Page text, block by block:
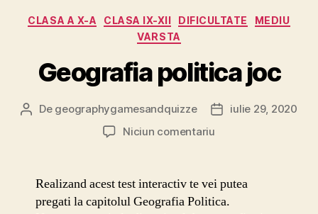
Categorii
CLASA A X-A CLASA IX-XII DIFICULTATE
MEDIU
VARSTA
Geografia politica joc
Autor
De geographygamesandquizze
Datăiulie 29, 2020
Niciun comentariula
joc
Realizand acest test interactiv te vei putea
pregati la capitolul Geografia Politica.